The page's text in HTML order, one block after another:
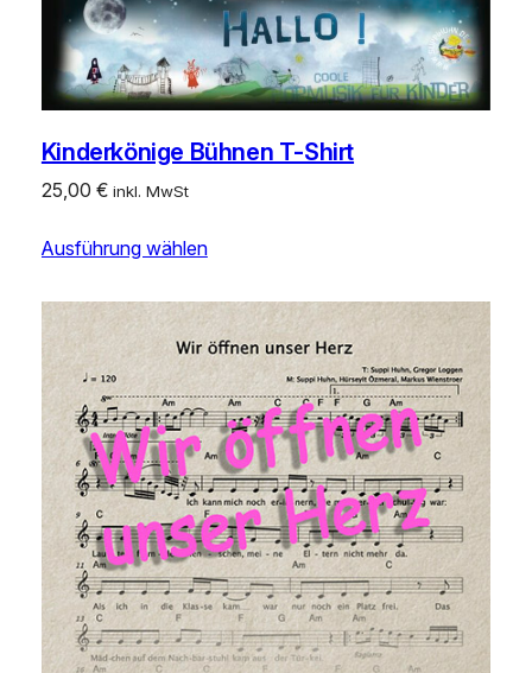
Kinderkönige Bühnen T-Shirt
25,00 € inkl. MwSt
Ausführung wählen